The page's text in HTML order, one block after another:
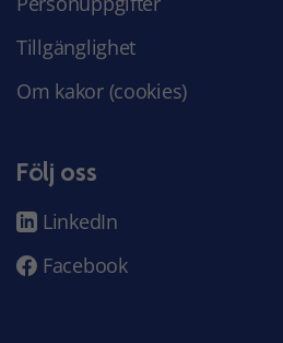
Tillgänglighet
Om kakor (cookies)
Följ oss
LinkedIn
Facebook